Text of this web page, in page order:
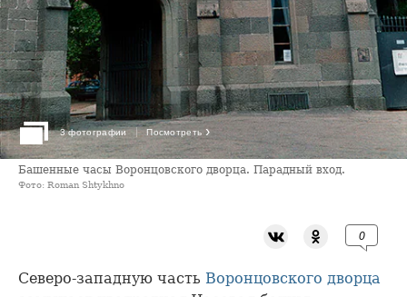
3 фотографии Посмотреть ›
Башенные часы Воронцовского дворца. Парадный вход.
Фото: Roman Shtykhno
0
Северо-западную часть Воронцовского дворца